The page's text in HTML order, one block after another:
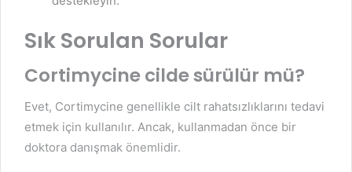
Sık Sorulan Sorular
Cortimycine cilde sürülür mü?
Evet, Cortimycine genellikle cilt rahatsızlıklarını tedavi
etmek için kullanılır. Ancak, kullanmadan önce bir
doktora danışmak önemlidir.